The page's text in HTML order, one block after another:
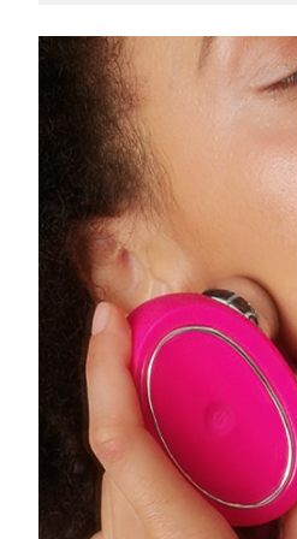
Litwa
Luksemburg
SRA Makau (Chiny)
Malezja
Malta
Meksyk
Monako